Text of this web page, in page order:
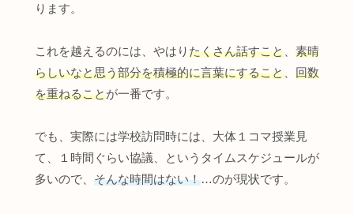
ります。
これを越えるのには、やはりたくさん話すこと
素晴
らしいなと思う部分を積極的に言葉にすること
回数
を重ねることが一番です。
でも、実際には学校訪問時には、大体１コマ授業見
て、１時間ぐらい協議、というタイムスケジュールが
多いので、 そんな時間はない！…のが現状です。